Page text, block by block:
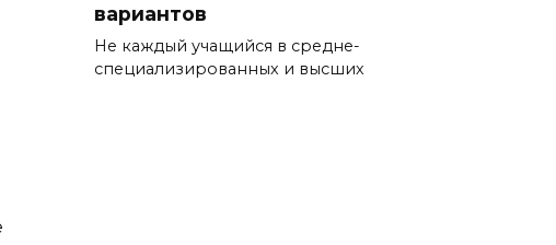
вариантов
Не каждый учащийся в средне-
специализированных и высших